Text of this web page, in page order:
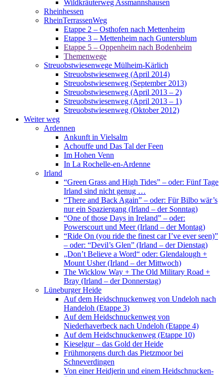
Wildkräuterweg Assmannshausen
Rheinhessen
RheinTerrassenWeg
Etappe 2 – Osthofen nach Mettenheim
Etappe 3 – Mettenheim nach Guntersblum
Etappe 5 – Oppenheim nach Bodenheim
Themenwege
Streuobstwiesenwege Mülheim-Kärlich
Streuobstwiesenweg (April 2014)
Streuobstwiesenweg (September 2013)
Streuobstwiesenweg (April 2013 – 2)
Streuobstwiesenweg (April 2013 – 1)
Streuobstwiesenweg (Oktober 2012)
Weiter weg
Ardennen
Ankunft in Vielsalm
Achouffe und Das Tal der Feen
Im Hohen Venn
In La Rochelle-en-Ardenne
Irland
“Green Grass and High Tides” – oder: Fünf Tage
Irland sind nicht genug …
“There and Back Again” – oder: Für Bilbo wär’s
nur ein Spaziergang (Irland – der Sonntag)
“One of those Days in Ireland” – oder:
Powerscourt und Meer (Irland – der Montag)
“Ride On (you ride the finest car I’ve ever seen)”
– oder: “Devil’s Glen” (Irland – der Dienstag)
„Don’t Believe a Word“ oder: Glendalough +
Mount Usher (Irland – der Mittwoch)
The Wicklow Way + The Old Military Road +
Bray (Irland – der Donnerstag)
Lüneburger Heide
Auf dem Heidschnuckenweg von Undeloh nach
Handeloh (Etappe 3)
Auf dem Heidschnuckenweg von
Niederhaverbeck nach Undeloh (Etappe 4)
Auf dem Heidschnuckenweg (Etappe 10)
Kieselgur – das Gold der Heide
Frühmorgens durch das Pietzmoor bei
Schneverdingen
Von einer Heidjerin und einem Heidschnucken-